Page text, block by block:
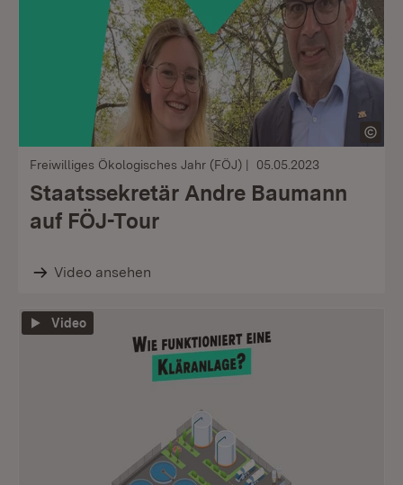
Freiwilliges Ökologisches Jahr (FÖJ) 05.05.2023
Staatssekretär Andre Baumann
auf FÖJ-Tour
Video ansehen
Video